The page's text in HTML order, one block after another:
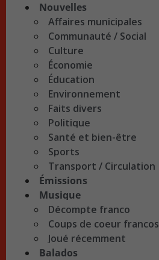
Nouvelles
Affaires municipales
Communauté / Social
Culture
Économie
Éducation
Environnement
Faits divers
Politique
Santé et bien-être
Sports
Transport / Circulation
Émissions
Musique
Décompte franco
Coups de coeur francos
Joué récemment
Balados